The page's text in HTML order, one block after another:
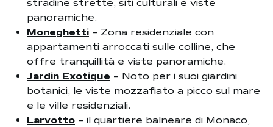
stradine strette, siti culturali e viste
panoramiche.
Moneghetti – Zona residenziale con
appartamenti arroccati sulle colline, che
offre tranquillità e viste panoramiche.
Jardin Exotique – Noto per i suoi giardini
botanici, le viste mozzafiato a picco sul mare
e le ville residenziali.
Larvotto – il quartiere balneare di Monaco,